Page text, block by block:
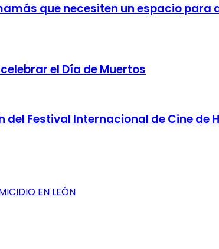
que necesiten un espacio para
el Día de Muertos
del Festival Internacional de Cine de
EN LEÓN